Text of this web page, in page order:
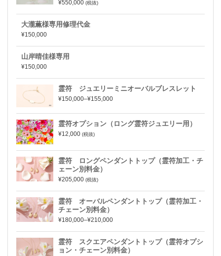
¥550,000 (税抜)
大瀧薫様専用修理代金
¥150,000
山岸晴佳様専用
¥150,000
霊符 ジュエリーミニオーバルブレスレット
¥150,000–¥155,000
霊符オプション（ロング霊符ジュエリー用）
¥12,000 (税抜)
霊符 ロングペンダントトップ（霊符加工・チ
ェーン別料金）
¥205,000 (税抜)
霊符 オーバルペンダントトップ（霊符加工・
チェーン別料金）
¥180,000–¥210,000
霊符 スクエアペンダントトップ（霊符オプシ
ョン・チェーン別料金）